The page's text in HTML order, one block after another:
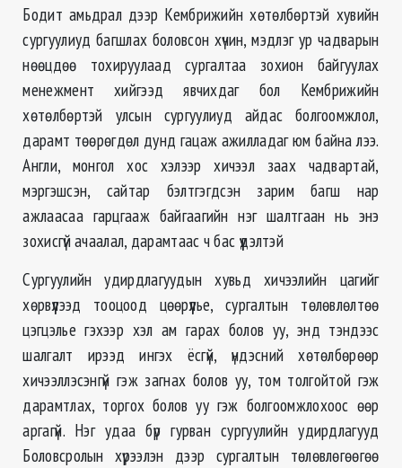
Бодит амьдрал дээр Кембрижийн хөтөлбөртэй хувийн
сургуулиуд багшлах боловсон хүчин, мэдлэг ур чадварын
нөөцдөө тохируулаад сургалтаа зохион байгуулах
менежмент хийгээд явчихдаг бол Кембрижийн
хөтөлбөртэй улсын сургуулиуд айдас болгоомжлол,
дарамт төөрөгдөл дунд гацаж ажилладаг юм байна лээ.
Англи, монгол хос хэлээр хичээл заах чадвартай,
мэргэшсэн, сайтар бэлтгэгдсэн зарим багш нар
ажлаасаа гарцгааж байгаагийн нэг шалтгаан нь энэ
зохисгүй ачаалал, дарамтаас ч бас үүдэлтэй
Сургуулийн удирдлагуудын хувьд хичээлийн цагийг
хөрвүүлээд тооцоод цөөрүүлье, сургалтын төлөвлөлтөө
цэгцэлье гэхээр хэл ам гарах болов уу, энд тэндээс
шалгалт ирээд ингэх ёсгүй, үндэсний хөтөлбөрөөр
хичээллэсэнгүй гэж загнах болов уу, том толгойтой гэж
дарамтлах, торгох болов уу гэж болгоомжлохоос өөр
аргагүй. Нэг удаа бүр гурван сургуулийн удирдлагууд
Боловсролын хүрээлэн дээр сургалтын төлөвлөгөөгөө